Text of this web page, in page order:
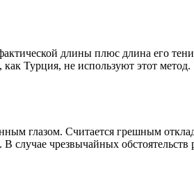
длины плюс длина его
Турция, не используют этот метод.
глазом. Считается грешным
чрезвычайных обстоятельств